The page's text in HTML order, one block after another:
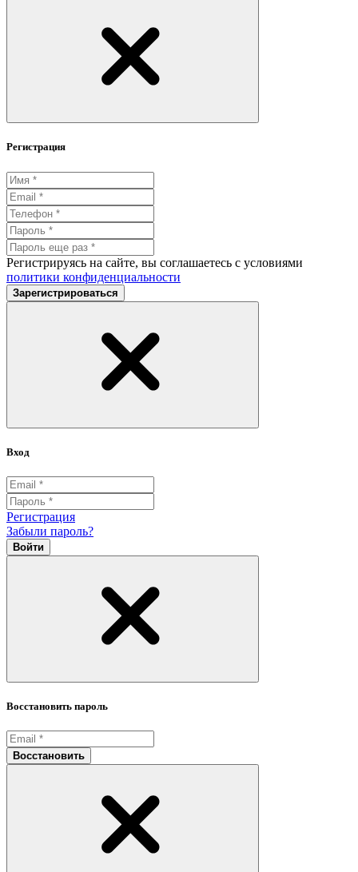
Регистрация
Регистрируясь на сайте, вы соглашаетесь с условиями
политики конфиденциальности
Зарегистрироваться
Вход
Регистрация
Забыли пароль?
Войти
Восстановить пароль
Восстановить